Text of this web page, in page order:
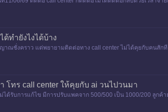
ด้ทำยังไงได้บ้าง
าณชั่งคราว แต่พยายามติดต่อทาง call center ไม่ได้คุยกับคนสัก
โทร call center ให้คุยกับ ai วนไปวนมา
ด้รับการแก้ไข มีการปรับแพคจาก 500/500 เป็น 1000/200 ลูก